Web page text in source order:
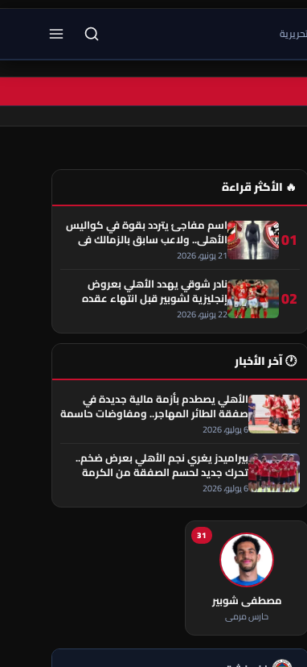
🔥 الأكثر قراءة
01
اسم مفاجئ يتردد بقوة في كواليس
الأهلي.. ولاعب سابق بالزمالك في
قلب الحكاية!
21 يونيو، 2026
02
نادر شوقي يهدد الأهلي بعروض
إنجليزية لشوبير قبل انتهاء عقده
22 يونيو، 2026
🕐 آخر الأخبار
الأهلي يصطدم بأزمة مالية جديدة في
صفقة الطائر المهاجر.. ومفاوضات حاسمة
تقترب من الحسم
6 يوليو، 2026
بيراميدز يغري نجم الأهلي بعرض ضخم..
تحرك جديد لحسم الصفقة من الكرمة
العراقي
6 يوليو، 2026
31
مصطفى شوبير
حارس مرمى